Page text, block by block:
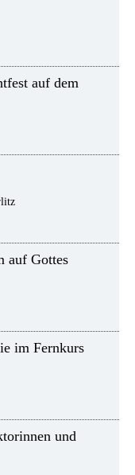
auf dem
auf Gottes
im Fernkurs
und